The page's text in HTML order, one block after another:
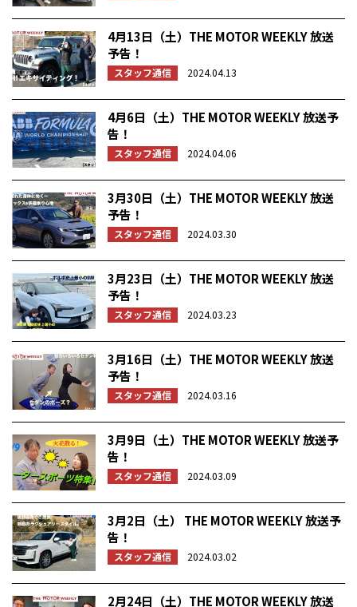
4月13日（土）THE MOTOR WEEKLY 放送
予告！
スタッフ通信 2024.04.13
4月6日（土）THE MOTOR WEEKLY 放送予
告！
スタッフ通信 2024.04.06
3月30日（土）THE MOTOR WEEKLY 放送
予告！
スタッフ通信 2024.03.30
3月23日（土）THE MOTOR WEEKLY 放送
予告！
スタッフ通信 2024.03.23
3月16日（土）THE MOTOR WEEKLY 放送
予告！
スタッフ通信 2024.03.16
3月9日（土）THE MOTOR WEEKLY 放送予
告！
スタッフ通信 2024.03.09
3月2日（土） THE MOTOR WEEKLY 放送予
告！
スタッフ通信 2024.03.02
2月24日（土）THE MOTOR WEEKLY 放送